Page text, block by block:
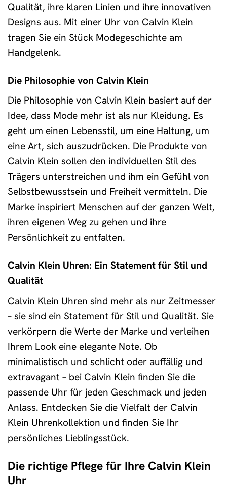
Qualität, ihre klaren Linien und ihre innovativen
Designs aus. Mit einer Uhr von Calvin Klein
tragen Sie ein Stück Modegeschichte am
Handgelenk.
Die Philosophie von Calvin Klein
Die Philosophie von Calvin Klein basiert auf der
Idee, dass Mode mehr ist als nur Kleidung. Es
geht um einen Lebensstil, um eine Haltung, um
eine Art, sich auszudrücken. Die Produkte von
Calvin Klein sollen den individuellen Stil des
Trägers unterstreichen und ihm ein Gefühl von
Selbstbewusstsein und Freiheit vermitteln. Die
Marke inspiriert Menschen auf der ganzen Welt,
ihren eigenen Weg zu gehen und ihre
Persönlichkeit zu entfalten.
Calvin Klein Uhren: Ein Statement für Stil und
Qualität
Calvin Klein Uhren sind mehr als nur Zeitmesser
– sie sind ein Statement für Stil und Qualität. Sie
verkörpern die Werte der Marke und verleihen
Ihrem Look eine elegante Note. Ob
minimalistisch und schlicht oder auffällig und
extravagant – bei Calvin Klein finden Sie die
passende Uhr für jeden Geschmack und jeden
Anlass. Entdecken Sie die Vielfalt der Calvin
Klein Uhrenkollektion und finden Sie Ihr
persönliches Lieblingsstück.
Die richtige Pflege für Ihre Calvin Klein
Uhr